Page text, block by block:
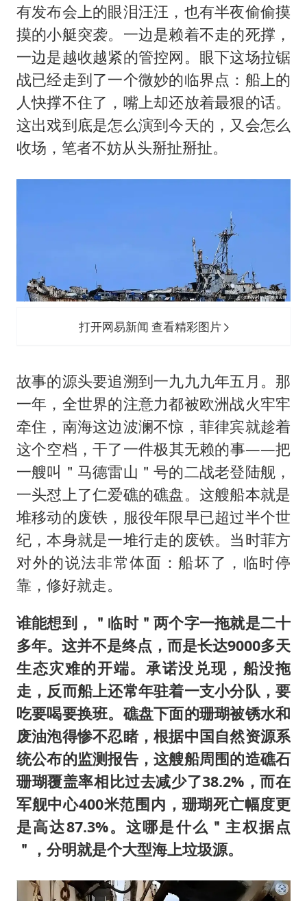
有发布会上的眼泪汪汪，也有半夜偷偷摸
摸的小艇突袭。一边是赖着不走的死撑，
一边是越收越紧的管控网。眼下这场拉锯
战已经走到了一个微妙的临界点：船上的
人快撑不住了，嘴上却还放着最狠的话。
这出戏到底是怎么演到今天的，又会怎么
收场，笔者不妨从头掰扯掰扯。
打开网易新闻 查看精彩图片
故事的源头要追溯到一九九九年五月。那
一年，全世界的注意力都被欧洲战火牢牢
牵住，南海这边波澜不惊，菲律宾就趁着
这个空档，干了一件极其无赖的事——把
一艘叫＂马德雷山＂号的二战老登陆舰，
一头怼上了仁爱礁的礁盘。这艘船本就是
堆移动的废铁，服役年限早已超过半个世
纪，本身就是一堆行走的废铁。当时菲方
对外的说法非常体面：船坏了，临时停
靠，修好就走。
谁能想到，＂临时＂两个字一拖就是二十
多年。这并不是终点，而是长达9000多天
生态灾难的开端。承诺没兑现，船没拖
走，反而船上还常年驻着一支小分队，要
吃要喝要换班。礁盘下面的珊瑚被锈水和
废油泡得惨不忍睹，根据中国自然资源系
统公布的监测报告，这艘船周围的造礁石
珊瑚覆盖率相比过去减少了38.2%，而在
军舰中心400米范围内，珊瑚死亡幅度更
是高达87.3%。这哪是什么＂主权据点
＂，分明就是个大型海上垃圾源。